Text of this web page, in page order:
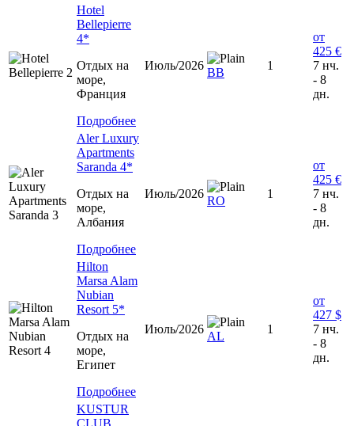
Hotel
Bellepierre
4*
Отдых на
море,
Франция
Подробнее
Июль/2026
ВВ
1
от
425 €
7 нч.
- 8
дн.
Aler Luxury
Apartments
Saranda 4*
Отдых на
море,
Албания
Подробнее
Июль/2026
RO
1
от
425 €
7 нч.
- 8
дн.
Hilton
Marsa Alam
Nubian
Resort 5*
Отдых на
море,
Египет
Подробнее
Июль/2026
AL
1
от
427 $
7 нч.
- 8
дн.
KUSTUR
CLUB